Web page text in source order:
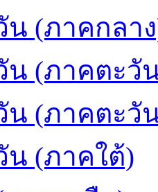
น (ภาคกลา
น (ภาคตะวั
น (ภาคตะวั
น (ภาคใต้)